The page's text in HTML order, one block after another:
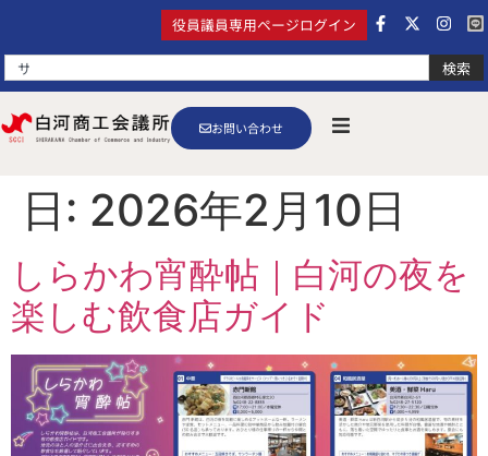
検索
役員議員専用ページログイン
お問い合わせ
日: 2026年2月10日
しらかわ宵酔帖｜白河の夜を
楽しむ飲食店ガイド